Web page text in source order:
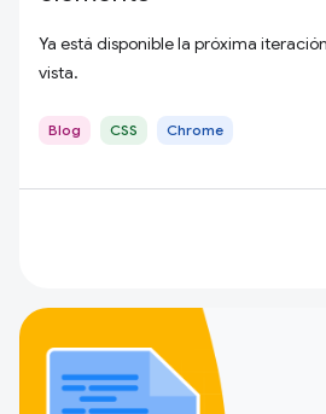
Ya está disponible la próxima
vista.
Blog CSS Chrome